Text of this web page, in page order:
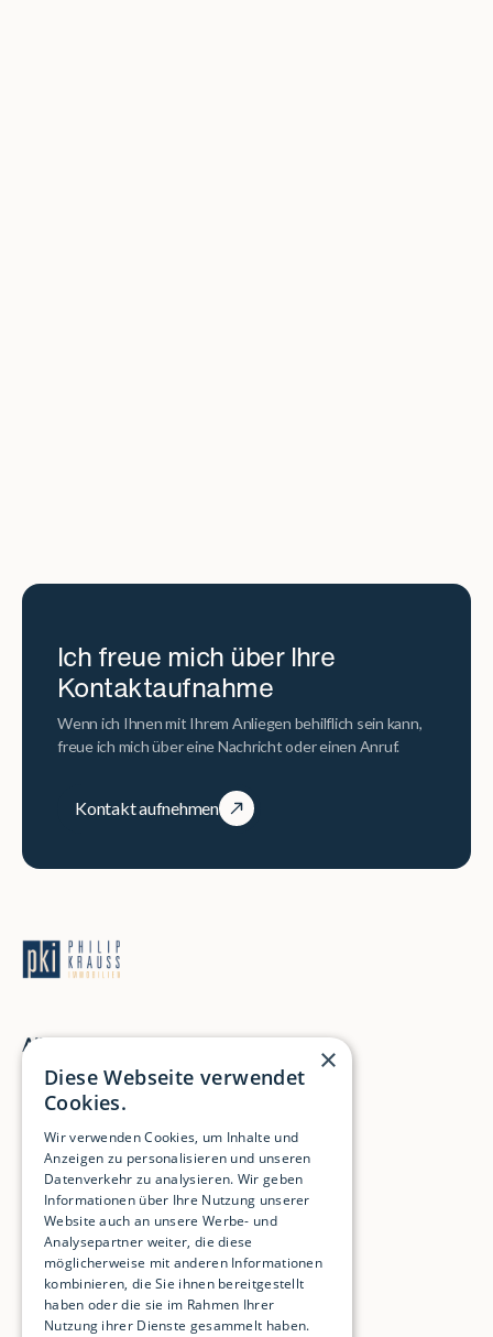
Ich freue mich über Ihre
Kontaktaufnahme
Wenn ich Ihnen mit Ihrem Anliegen behilflich sein kann,
freue ich mich über eine Nachricht oder einen Anruf.
Kontakt aufnehmen
Allgemein
Home
Leistungen
Über mich
Impressum
Datenschutz
Immobilien
Immobilie kaufen
×
Diese Webseite verwendet
Cookies.
Wir verwenden Cookies, um Inhalte und
Anzeigen zu personalisieren und unseren
Datenverkehr zu analysieren. Wir geben
Informationen über Ihre Nutzung unserer
Website auch an unsere Werbe- und
Analysepartner weiter, die diese
möglicherweise mit anderen Informationen
kombinieren, die Sie ihnen bereitgestellt
haben oder die sie im Rahmen Ihrer
Nutzung ihrer Dienste gesammelt haben.